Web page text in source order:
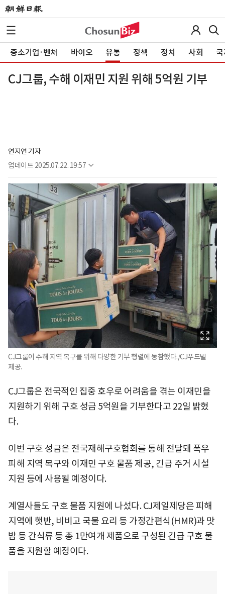
중소기업·벤처 바이오 유통 정책 정치 사회
CJ그룹, 수해 이재민 지원 위해 5억원 기부
연지연 기자
업데이트 2025.07.22. 19:57
CJ그룹이 수해 지역 복구를 위해 다양한 기부 행렬에 동참했다./CJ푸드빌
제공.
CJ그룹은 전국적인 집중 호우로 어려움을 겪는 이재민을
지원하기 위해 구호 성금 5억원을 기부한다고 22일 밝혔
다.
이번 구호 성금은 전국재해구호협회를 통해 전달돼 폭우
피해 지역 복구와 이재민 구호 물품 제공, 긴급 주거 시설
지원 등에 사용될 예정이다.
계열사들도 구호 물품 지원에 나섰다. CJ제일제당은 피해
지역에 햇반, 비비고 국물 요리 등 가정간편식(HMR)과 맛
밤 등 간식류 등 총 1만여개 제품으로 구성된 긴급 구호 물
품을 지원할 예정이다.